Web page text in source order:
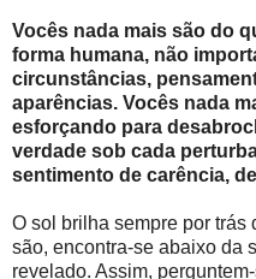
Vocês nada mais são do
forma humana, não
circunstâncias,
aparências. Vocês nada
esforçando para
verdade sob cada
sentimento de carência,
O sol brilha sempre por trás
são, encontra-se abaixo da
revelado. Assim,